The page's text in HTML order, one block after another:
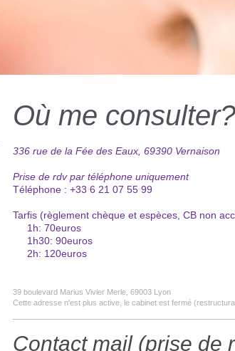
Où me consulter?
336 rue de la Fée des Eaux, 69390 Vernaison
Prise de rdv par téléphone uniquement
Téléphone : +33 6 21 07 55 99
Tarfis (règlement chèque et espèces, CB non
1h: 70euros
1h30: 90euros
2h: 120euros
39 boulevard Marius Vivier Merle , 69003 Lyon
Cette adresse n'est plus active, le cabinet est fermé
Contact mail (prise de